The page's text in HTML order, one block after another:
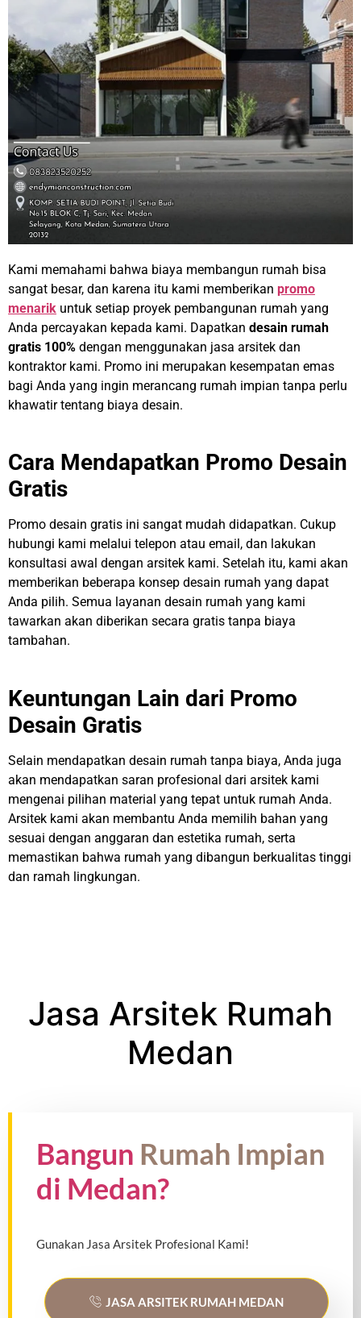
Kami memahami bahwa biaya membangun rumah bisa
sangat besar, dan karena itu kami memberikan promo
menarik untuk setiap proyek pembangunan rumah yang
Anda percayakan kepada kami. Dapatkan desain rumah
gratis 100% dengan menggunakan jasa arsitek dan
kontraktor kami. Promo ini merupakan kesempatan emas
bagi Anda yang ingin merancang rumah impian tanpa perlu
khawatir tentang biaya desain.
Cara Mendapatkan Promo Desain
Gratis
Promo desain gratis ini sangat mudah didapatkan. Cukup
hubungi kami melalui telepon atau email, dan lakukan
konsultasi awal dengan arsitek kami. Setelah itu, kami akan
memberikan beberapa konsep desain rumah yang dapat
Anda pilih. Semua layanan desain rumah yang kami
tawarkan akan diberikan secara gratis tanpa biaya
tambahan.
Keuntungan Lain dari Promo
Desain Gratis
Selain mendapatkan desain rumah tanpa biaya, Anda juga
akan mendapatkan saran profesional dari arsitek kami
mengenai pilihan material yang tepat untuk rumah Anda.
Arsitek kami akan membantu Anda memilih bahan yang
sesuai dengan anggaran dan estetika rumah, serta
memastikan bahwa rumah yang dibangun berkualitas tinggi
dan ramah lingkungan.
Jasa Arsitek Rumah
Medan
Bangun Rumah Impian
di Medan?
Gunakan Jasa Arsitek Profesional Kami!
JASA ARSITEK RUMAH MEDAN